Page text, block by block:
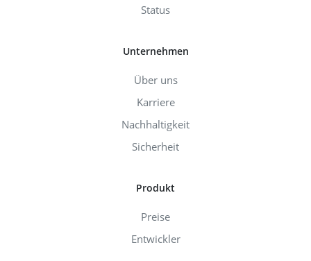
Status
Unternehmen
Über uns
Karriere
Nachhaltigkeit
Sicherheit
Produkt
Preise
Entwickler